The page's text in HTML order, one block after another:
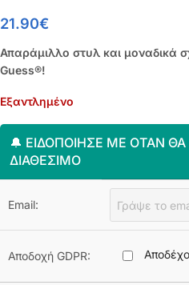
21.90€
Απαράμιλλο στυλ και μοναδικά
Guess®!
Εξαντλημένο
🔔 ΕΙΔΟΠΟΊΗΣΈ ΜΕ ΌΤΑΝ ΘΑ
ΔΙΑΘΈΣΙΜΟ
Email:
Αποδοχή GDPR: